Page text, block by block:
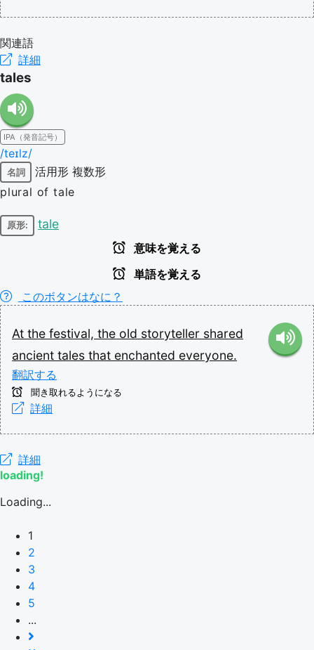
関連語
詳細
tales
IPA（発音記号）
/teɪlz/
名詞 活用形 複数形
plural of tale
原形: tale
意味を覚える
単語を覚える
このボタンはなに？
At the festival, the old storyteller shared
ancient tales that enchanted everyone.
翻訳する
聞き取れるようになる
詳細
詳細
loading!
Loading...
1
2
3
4
5
...